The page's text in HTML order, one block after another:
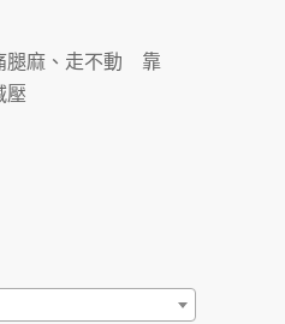
逝！食道癌為何奪命
10捐血公益活動 邀
腿麻、走不動 靠
壓
罹癌? 醫師釋